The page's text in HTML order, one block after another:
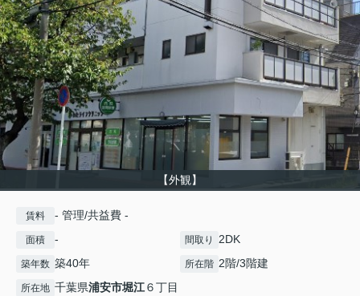
【外観】
賃料 - 管理/共益費 -
面積 - 間取り 2DK
築年数 築40年 所在階 2階/3階建
所在地 千葉県浦安市堀江６丁目